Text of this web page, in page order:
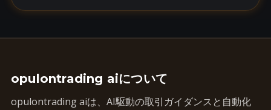
opulontrading aiについて
opulontrading aiは、AI駆動の取引ガイダンスと自動化